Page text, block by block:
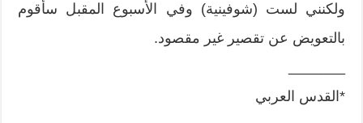
ولكنني لست (شوفينية) وفي الأسبوع المقبل سأقوم
بالتعويض عن تقصير غير مقصود.
*القدس العربي